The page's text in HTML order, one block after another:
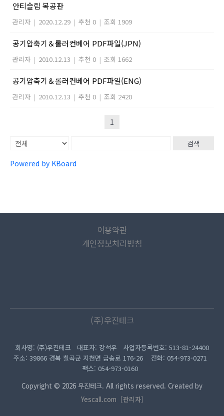
안티슬립 복공판
관리자 | 2020.12.29 | 추천 0 | 조회 1909
공기압축기＆롤러컨베어 PDF파일(JPN)
관리자 | 2010.12.13 | 추천 0 | 조회 1662
공기압축기＆롤러컨베어 PDF파일(ENG)
관리자 | 2010.12.13 | 추천 0 | 조회 2420
1
검색
Powered by KBoard
이용약관
개인정보처리방침
(주)우진테크
회사명: (주)우진테크 대표자: 강석우 사업자등록번호: 513-81-24400
주소: 39866 경북 칠곡군 지천면 금송로 176-26 전화: 054-973-0271
팩스: 054-973-0160
Copyright © 2026 우진테크. All rights reserved. Created by
Yescall.com [관리자]